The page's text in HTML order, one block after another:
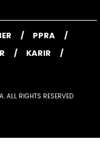
PPRA
KARIR
ALL RIGHTS RESERVED